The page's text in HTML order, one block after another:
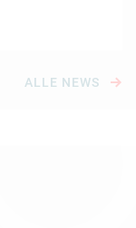
ALLE NEWS